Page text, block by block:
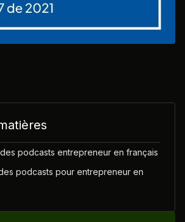
podcasts entrepreneur en français
podcasts pour entrepreneur en